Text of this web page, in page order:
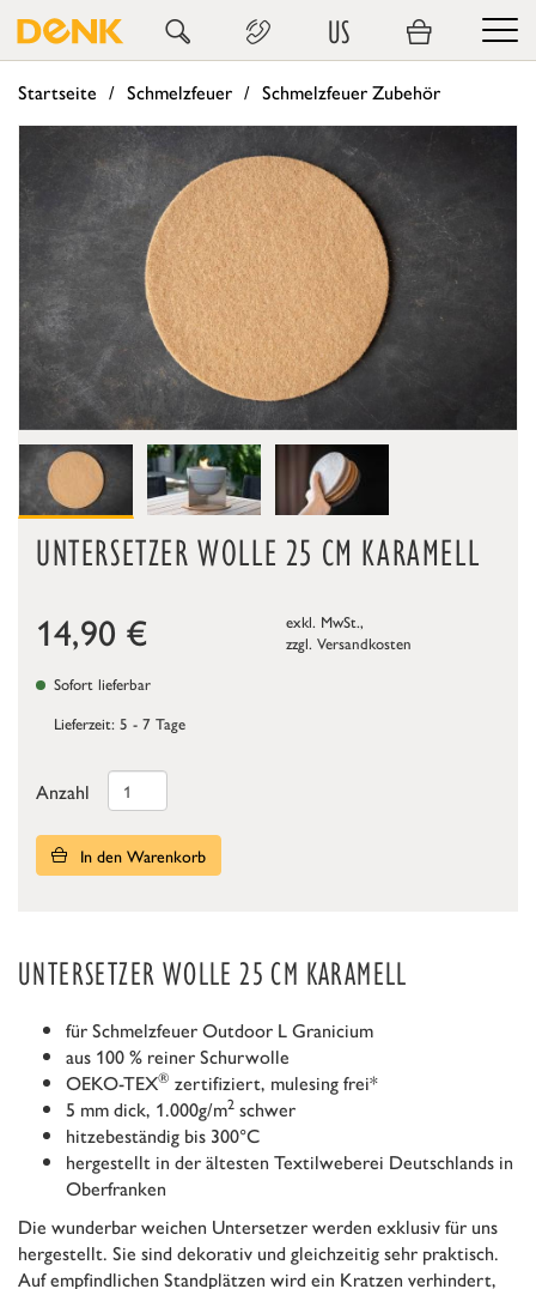
US
Startseite Schmelzfeuer Schmelzfeuer Zubehör
UNTERSETZER WOLLE 25 CM KARAMELL
14,90 €
exkl. MwSt.,
zzgl. Versandkosten
Sofort lieferbar
Lieferzeit: 5 - 7 Tage
Anzahl
In den Warenkorb
UNTERSETZER WOLLE 25 CM KARAMELL
für Schmelzfeuer Outdoor L Granicium
aus 100 % reiner Schurwolle
OEKO-TEX® zertifiziert, mulesing frei*
5 mm dick, 1.000g/m2 schwer
hitzebeständig bis 300°C
hergestellt in der ältesten Textilweberei Deutschlands in
Oberfranken
Die wunderbar weichen Untersetzer werden exklusiv für uns
hergestellt. Sie sind dekorativ und gleichzeitig sehr praktisch.
Auf empfindlichen Standplätzen wird ein Kratzen verhindert,